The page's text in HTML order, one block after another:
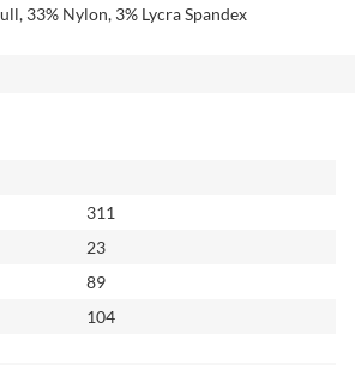
33% Nylon, 3% Lycra Spandex
311
23
89
104